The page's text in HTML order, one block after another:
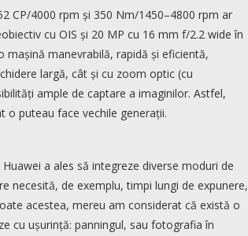
CP/4000 rpm și 350 Nm/1450–4800 rpm ar
cu OIS și 20 MP cu 16 mm f/2.2 wide în
mașină manevrabilă, rapidă și eficientă,
largă, cât și cu zoom optic (cu
ample de captare a imaginilor. Astfel,
puteau face vechile generații.
a ales să integreze diverse moduri de
necesită, de exemplu, timpi lungi de expunere,
acestea, mereu am considerat că există o
cu ușurință: panningul, sau fotografia în